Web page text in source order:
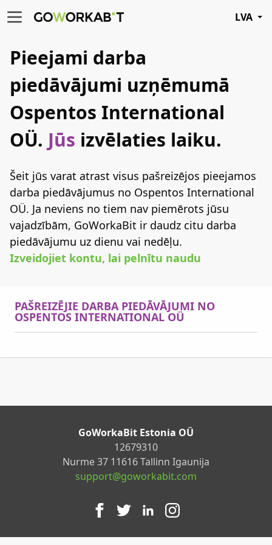
LVA
Pieejami darba
piedāvājumi uzņēmumā
Ospentos International
OÜ. Jūs izvēlaties laiku.
Šeit jūs varat atrast visus pašreizējos pieejamos
darba piedāvājumus no Ospentos International
OÜ. Ja neviens no tiem nav piemērots jūsu
vajadzībām, GoWorkaBit ir daudz citu darba
piedāvājumu uz dienu vai nedēļu.
Izveidojiet kontu, lai pelnītu naudu
PAŠREIZĒJIE DARBA PIEDĀVĀJUMI NO
OSPENTOS INTERNATIONAL OÜ
GoWorkaBit Estonia OÜ
12679310
Nurme 37 11616 Tallinn Igaunija
support@goworkabit.com